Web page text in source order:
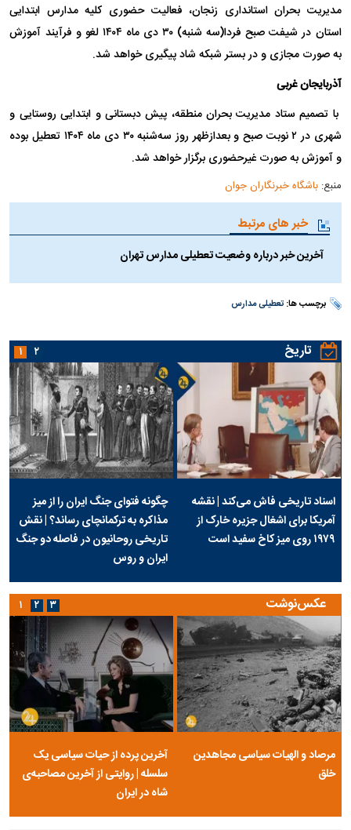
مدیریت بحران استانداری زنجان، فعالیت حضوری کلیه مدارس ابتدایی
استان در شیفت صبح فردا(سه شنبه) ۳۰ دی ماه ۱۴۰۴ لغو و فرآیند آموزش
به صورت مجازی و در بستر شبکه شاد پیگیری خواهد شد.
آذربایجان غربی
با تصمیم ستاد مدیریت بحران منطقه، پیش دبستانی و ابتدایی روستایی و
شهری در ۲ نوبت صبح و بعدازظهر روز سه‌شنبه ۳۰ دی ماه ۱۴۰۴ تعطیل بوده
و آموزش به‌ صورت غیرحضوری برگزار خواهد شد.
منبع:باشگاه خبرنگاران جوان
خبر های مرتبط
آخرین خبر درباره وضعیت تعطیلی مدارس تهران
برچسب ها:تعطیلی مدارس
تاریخ
اسناد تاریخی فاش می‌کند | نقشه
آمریکا برای اشغال جزیره خارک از
۱۹۷۹ روی میز کاخ سفید است
چگونه فتوای جنگ ایران را از میز
مذاکره به ترکمانچای رساند؟ | نقش
تاریخی روحانیون در فاصله دو جنگ
ایران و روس
۱ ۲
عکس‌نوشت
مرصاد و الهیات سیاسی مجاهدین
خلق
آخرین پرده از حیات سیاسی یک
سلسله | روایتی از آخرین مصاحبه‌ی
شاه در ایران
۱ ۲ ۳